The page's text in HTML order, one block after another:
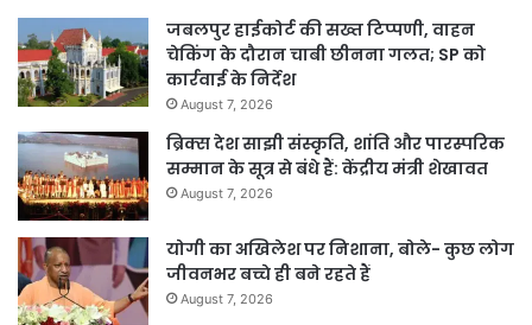
जबलपुर हाईकोर्ट की सख्त टिप्पणी, वाहन
चेकिंग के दौरान चाबी छीनना गलत; SP को
कार्रवाई के निर्देश
August 7, 2026
ब्रिक्स देश साझी संस्कृति, शांति और पारस्परिक
सम्मान के सूत्र से बंधे हैं: केंद्रीय मंत्री शेखावत
August 7, 2026
योगी का अखिलेश पर निशाना, बोले- कुछ लोग
जीवनभर बच्चे ही बने रहते हैं
August 7, 2026